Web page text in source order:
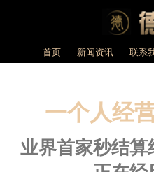
首页 新闻资讯 联系
一个人经
业界首家秒结